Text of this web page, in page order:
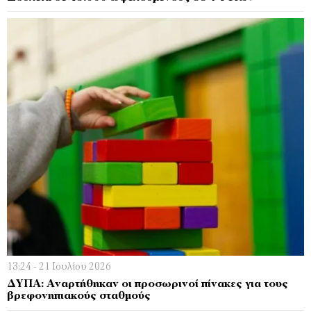
13:24 - 21 Ιουλίου 2026
ΔΥΠΑ: Αναρτήθηκαν οι προσωρινοί πίνακες για τους
βρεφονηπιακούς σταθμούς